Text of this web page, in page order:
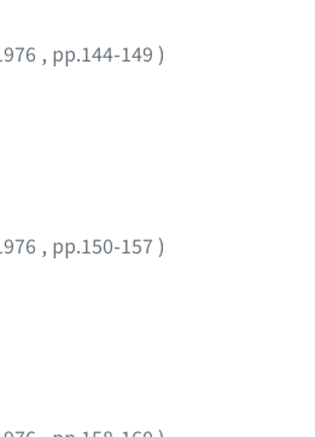
, pp.144-149 )
, pp.150-157 )